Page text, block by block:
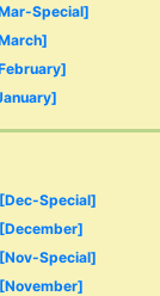
Special]
Special]
Special]